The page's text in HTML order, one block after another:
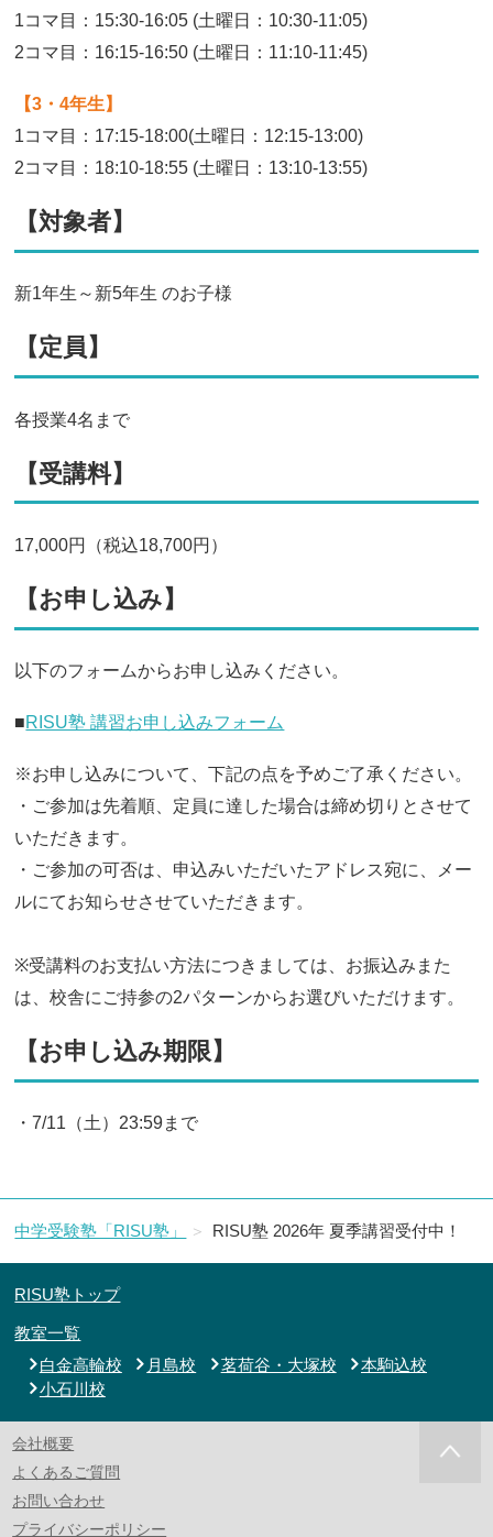
1コマ目：15:30-16:05 (土曜日：10:30-11:05)
2コマ目：16:15-16:50 (土曜日：11:10-11:45)
【3・4年生】
1コマ目：17:15-18:00(土曜日：12:15-13:00)
2コマ目：18:10-18:55 (土曜日：13:10-13:55)
【対象者】
新1年生～新5年生 のお子様
【定員】
各授業4名まで
【受講料】
17,000円（税込18,700円）
【お申し込み】
以下のフォームからお申し込みください。
■RISU塾 講習お申し込みフォーム
※お申し込みについて、下記の点を予めご了承ください。
・ご参加は先着順、定員に達した場合は締め切りとさせて
いただきます。
・ご参加の可否は、申込みいただいたアドレス宛に、メー
ルにてお知らせさせていただきます。
※受講料のお支払い方法につきましては、お振込みまた
は、校舎にご持参の2パターンからお選びいただけます。
【お申し込み期限】
・7/11（土）23:59まで
中学受験塾「RISU塾」 RISU塾 2026年 夏季講習受付中！
RISU塾トップ
教室一覧
白金高輪校
月島校 茗荷谷・大塚校
本駒込校
小石川校
会社概要
よくあるご質問
お問い合わせ
プライバシーポリシー